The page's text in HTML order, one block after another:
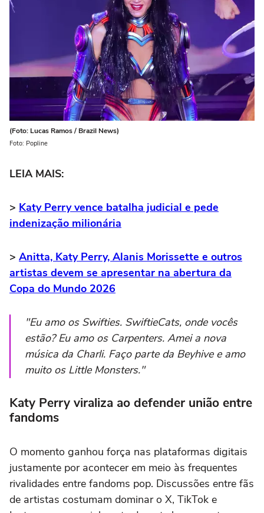
(Foto: Lucas Ramos / Brazil News)
Foto: Popline
LEIA MAIS:
> Katy Perry vence batalha judicial e pede
indenização milionária
> Anitta, Katy Perry, Alanis Morissette e outros
artistas devem se apresentar na abertura da
Copa do Mundo 2026
"Eu amo os Swifties. SwiftieCats, onde vocês
estão? Eu amo os Carpenters. Amei a nova
música da Charli. Faço parte da Beyhive e amo
muito os Little Monsters."
Katy Perry viraliza ao defender união entre
fandoms
O momento ganhou força nas plataformas digitais
justamente por acontecer em meio às frequentes
rivalidades entre fandoms pop. Discussões entre fãs
de artistas costumam dominar o X, TikTok e